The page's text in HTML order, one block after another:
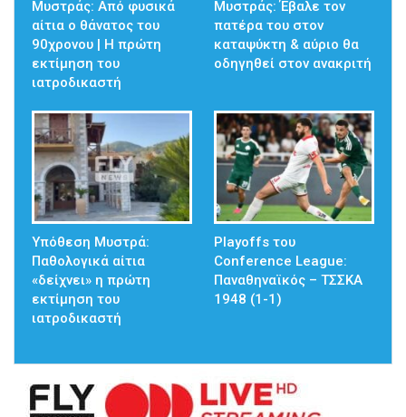
Μυστράς: Από φυσικά
αίτια ο θάνατος του
90χρονου | Η πρώτη
εκτίμηση του
ιατροδικαστή
Μυστράς: Έβαλε τον
πατέρα του στον
καταψύκτη & αύριο θα
οδηγηθεί στον ανακριτή
Υπόθεση Μυστρά:
Παθολογικά αίτια
«δείχνει» η πρώτη
εκτίμηση του
ιατροδικαστή
Playoffs του
Conference League:
Παναθηναϊκός – ΤΣΣΚΑ
1948 (1-1)